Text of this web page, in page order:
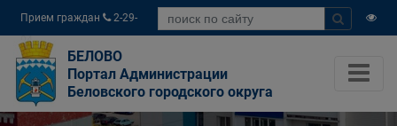
Прием граждан
2-29-
04
БЕЛОВО
Портал Администрации
Беловского городского округа